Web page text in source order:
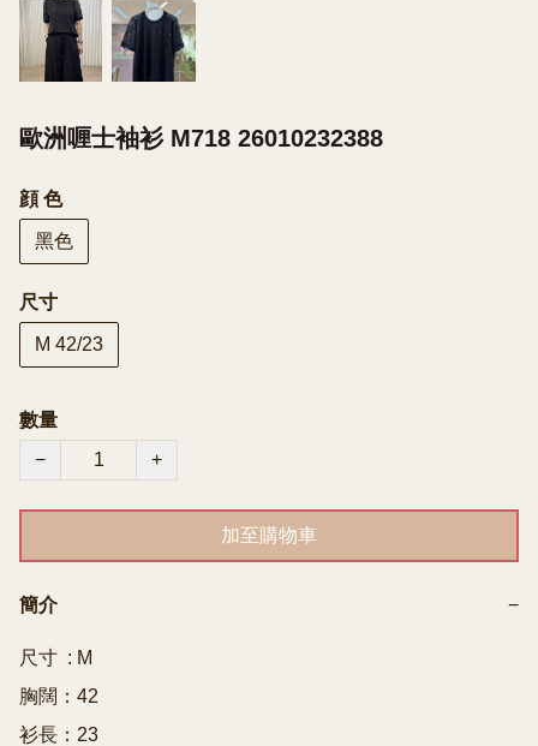
歐洲喱士袖衫 M718 26010232388
顔 色
黑色
尺寸
M 42/23
數量
−
+
加至購物車
簡介 −
尺寸  : M
胸闊：42
衫長：23